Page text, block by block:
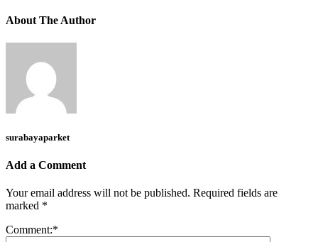
About The Author
surabayaparket
Add a Comment
Your email address will not be published. Required fields are
marked *
Comment:*